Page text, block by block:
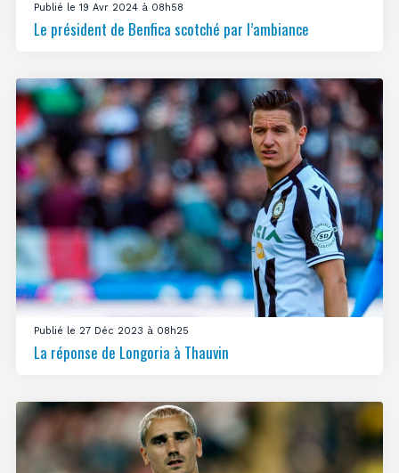
Publié le 19 Avr 2024 à 08h58
Le président de Benfica scotché par l’ambiance
Publié le 27 Déc 2023 à 08h25
La réponse de Longoria à Thauvin